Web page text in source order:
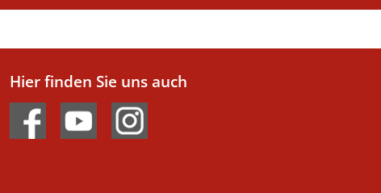
Hier finden Sie uns auch